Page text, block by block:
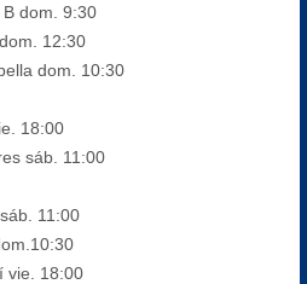
dom. 9:30
12:30
dom. 10:30
18:00
sáb. 11:00
11:00
vie. 18:00